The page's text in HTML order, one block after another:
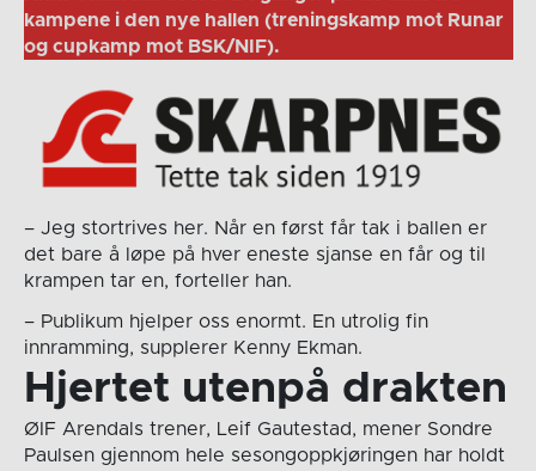
kampene i den nye hallen (treningskamp mot Runar
og cupkamp mot BSK/NIF).
– Jeg stortrives her. Når en først får tak i ballen er
det bare å løpe på hver eneste sjanse en får og til
krampen tar en, forteller han.
– Publikum hjelper oss enormt. En utrolig fin
innramming, supplerer Kenny Ekman.
Hjertet utenpå drakten
ØIF Arendals trener, Leif Gautestad, mener Sondre
Paulsen gjennom hele sesongoppkjøringen har holdt